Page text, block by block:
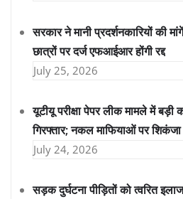
सरकार ने मानी प्रदर्शनकारियों की
छात्रों पर दर्ज एफआईआर होंगी रद्द
July 25, 2026
यूटीयू परीक्षा पेपर लीक मामले में बड़ी
गिरफ्तार; नकल माफियाओं पर शिकंजा
July 24, 2026
सड़क दुर्घटना पीड़ितों को त्वरित